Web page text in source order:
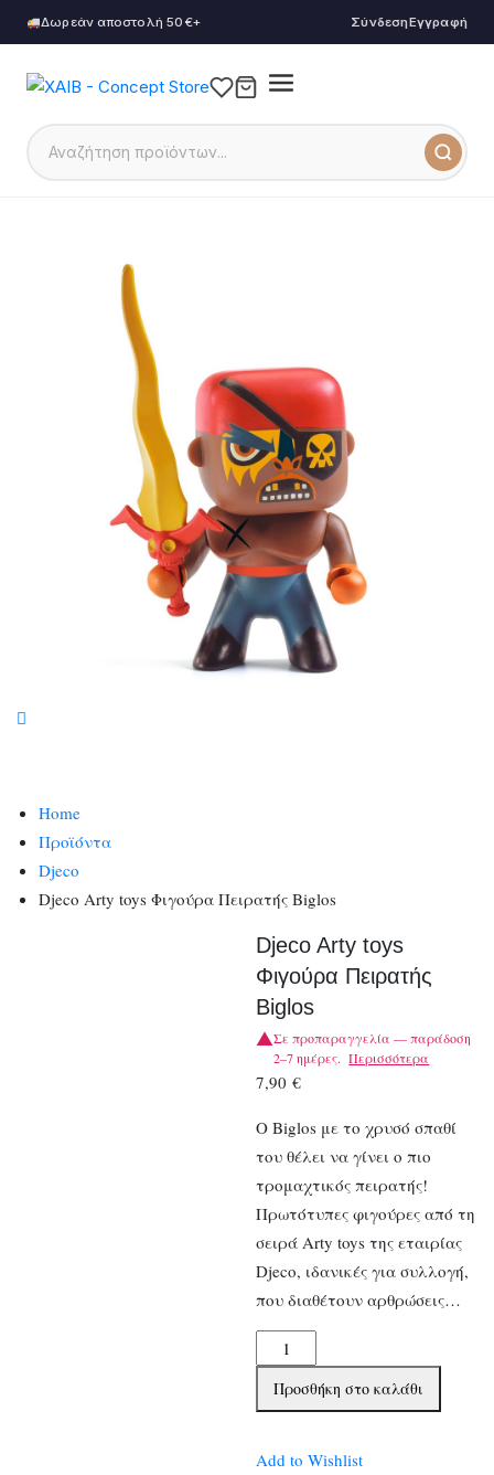
Δωρεάν αποστολή 50€+ ΣύνδεσηΕγγραφή
Home
Προϊόντα
Djeco
Djeco Arty toys Φιγούρα Πειρατής Biglos
Djeco Arty toys
Φιγούρα Πειρατής
Biglos
Σε προπαραγγελία — παράδοση
2–7 ημέρες. Περισσότερα
7,90€
Ο Biglos με το χρυσό σπαθί
του θέλει να γίνει ο πιο
τρομαχτικός πειρατής!
Πρωτότυπες φιγούρες από τη
σειρά Arty toys της εταιρίας
Djeco, ιδανικές για συλλογή,
που διαθέτουν αρθρώσεις…
Djeco
Arty
toys
Πειρατής
Προσθήκη στο καλάθι
Add to Wishlist